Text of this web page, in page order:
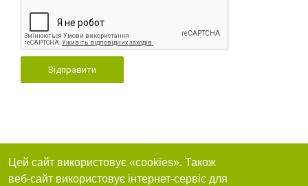
Відправити
Цей сайт використовує «cookies». Також
веб-сайт використовує інтернет-сервіс для